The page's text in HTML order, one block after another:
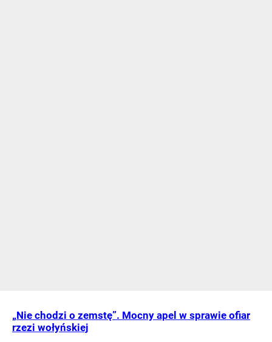
„Nie chodzi o zemstę”. Mocny apel w sprawie ofiar
rzezi wołyńskiej